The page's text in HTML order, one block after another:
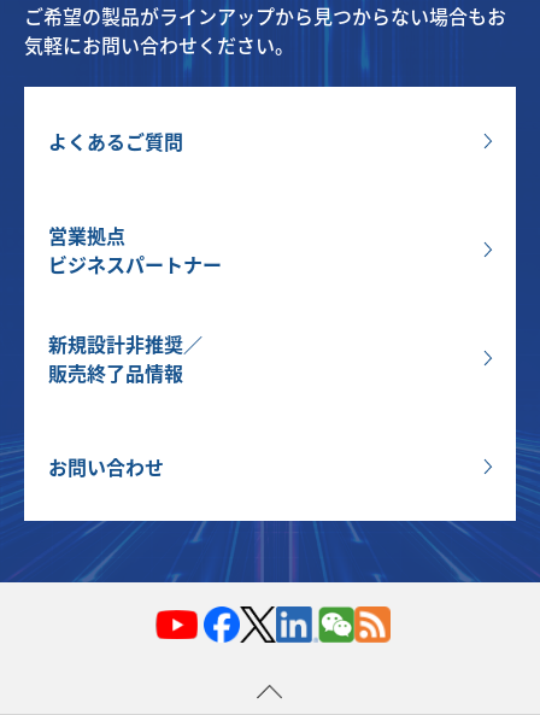
ご希望の製品がラインアップから見つからない場合もお
気軽にお問い合わせください。
よくあるご質問
営業拠点
ビジネスパートナー
新規設計非推奨／
販売終了品情報
お問い合わせ